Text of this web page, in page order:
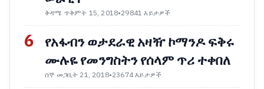
ቅዳሜ ጥቅምት 15, 2018•29841 እይታዎች
6
የአፋብን ወታደራዊ አዛዥ ኮማንዶ ፍቅሩ
ሙሉዬ የመንግስትን የሰላም ጥሪ ተቀበለ
ሰኞ መጋቢት 21, 2018•23674 እይታዎች